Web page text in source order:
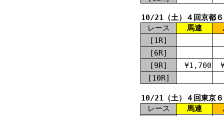
10/21（土）４回京都
レース
馬連
[1R]
[6R]
[9R]
¥1,700
[10R]
10/21（土）４回東京
レース
馬連